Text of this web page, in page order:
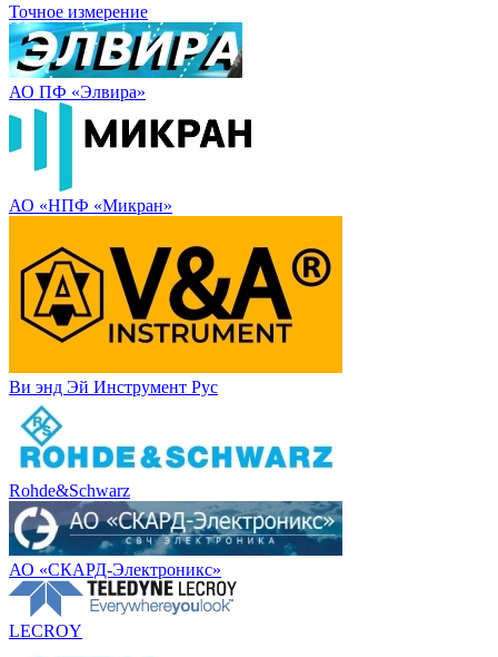
Точное измерение
АО ПФ «Элвира»
АО «НПФ «Микран»
Ви энд Эй Инструмент Рус
Rohde&Schwarz
АО «СКАРД-Электроникс»
LECROY